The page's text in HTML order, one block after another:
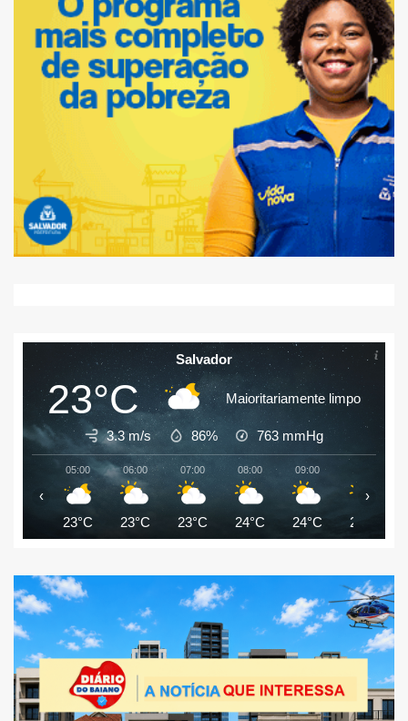
Salvador
23°C Maioritariamente limpo
3.3 m/s 86% 763 mmHg
05:00
23°C
06:00
23°C
07:00
23°C
08:00
24°C
09:00
24°C 26°C
‹ ›